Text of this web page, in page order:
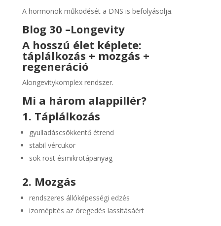
A hormonok működését a DNS is befolyásolja.
Blog 30 –Longevity
A hosszú élet képlete:
táplálkozás + mozgás +
regeneráció
Alongevitykomplex rendszer.
Mi a három alappillér?
1. Táplálkozás
gyulladáscsökkentő étrend
stabil vércukor
sok rost ésmikrotápanyag
2. Mozgás
rendszeres állóképességi edzés
izomépítés az öregedés lassításáért